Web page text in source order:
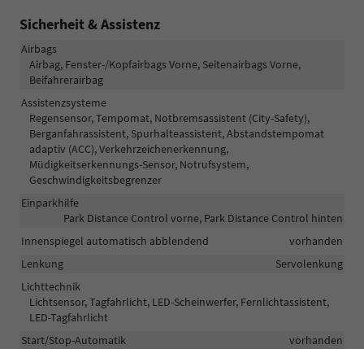
Sicherheit & Assistenz
Airbags
Airbag, Fenster-/Kopfairbags Vorne, Seitenairbags Vorne,
Beifahrerairbag
Assistenzsysteme
Regensensor, Tempomat, Notbremsassistent (City-Safety),
Berganfahrassistent, Spurhalteassistent, Abstandstempomat
adaptiv (ACC), Verkehrzeichenerkennung,
Müdigkeitserkennungs-Sensor, Notrufsystem,
Geschwindigkeitsbegrenzer
Einparkhilfe
Park Distance Control vorne, Park Distance Control hinten
Innenspiegel automatisch abblendend
vorhanden
Lenkung
Servolenkung
Lichttechnik
Lichtsensor, Tagfahrlicht, LED-Scheinwerfer, Fernlichtassistent,
LED-Tagfahrlicht
Start/Stop-Automatik
vorhanden